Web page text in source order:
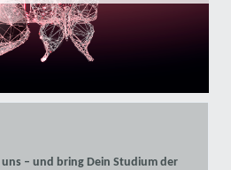
– und bring Dein Studium der